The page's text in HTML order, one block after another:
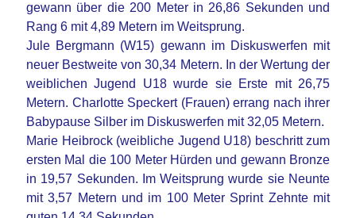
gewann über die 200 Meter in 26,86 Sekunden und
Rang 6 mit 4,89 Metern im Weitsprung.
Jule Bergmann (W15) gewann im Diskuswerfen mit
neuer Bestweite von 30,34 Metern. In der Wertung der
weiblichen Jugend U18 wurde sie Erste mit 26,75
Metern. Charlotte Speckert (Frauen) errang nach ihrer
Babypause Silber im Diskuswerfen mit 32,05 Metern.
Marie Heibrock (weibliche Jugend U18) beschritt zum
ersten Mal die 100 Meter Hürden und gewann Bronze
in 19,57 Sekunden. Im Weitsprung wurde sie Neunte
mit 3,57 Metern und im 100 Meter Sprint Zehnte mit